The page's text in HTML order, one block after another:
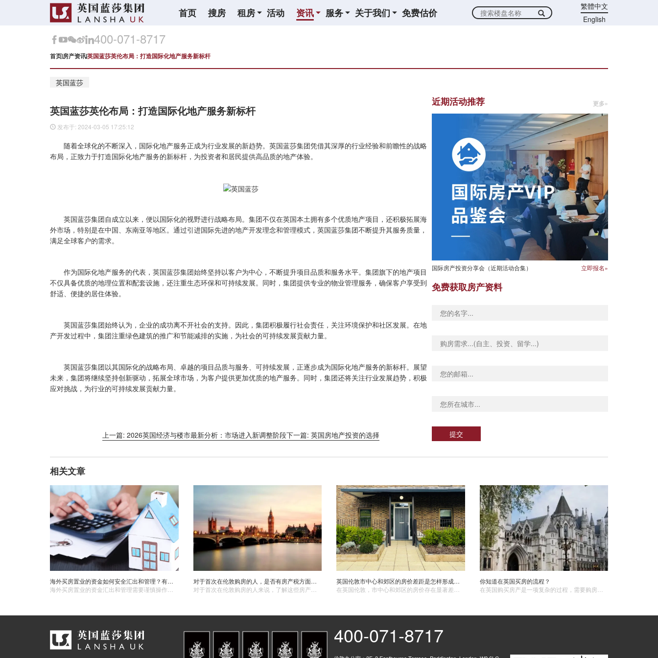
首页 搜房 租房 活动 资讯 服务 关于我们 免费估价
繁體中文
English
400-071-8717
首页房产资讯英国蓝莎英伦布局：打造国际化地产服务新标杆
英国蓝莎
英国蓝莎英伦布局：打造国际化地产服务新标杆
发布于: 2024-03-05 17:25:12
随着全球化的不断深入，国际化地产服务正成为行业发展的新趋势。英国蓝莎集团凭借其深厚的行业经验和前瞻性的战略
布局，正致力于打造国际化地产服务的新标杆，为投资者和居民提供高品质的地产体验。
英国蓝莎集团自成立以来，便以国际化的视野进行战略布局。集团不仅在英国本土拥有多个优质地产项目，还积极拓展海
外市场，特别是在中国、东南亚等地区。通过引进国际先进的地产开发理念和管理模式，英国蓝莎集团不断提升其服务质量，
满足全球客户的需求。
作为国际化地产服务的代表，英国蓝莎集团始终坚持以客户为中心，不断提升项目品质和服务水平。集团旗下的地产项目
不仅具备优质的地理位置和配套设施，还注重生态环保和可持续发展。同时，集团提供专业的物业管理服务，确保客户享受到
舒适、便捷的居住体验。
英国蓝莎集团始终认为，企业的成功离不开社会的支持。因此，集团积极履行社会责任，关注环境保护和社区发展。在地
产开发过程中，集团注重绿色建筑的推广和节能减排的实施，为社会的可持续发展贡献力量。
英国蓝莎集团以其国际化的战略布局、卓越的项目品质与服务、可持续发展，正逐步成为国际化地产服务的新标杆。展望
未来，集团将继续坚持创新驱动，拓展全球市场，为客户提供更加优质的地产服务。同时，集团还将关注行业发展趋势，积极
应对挑战，为行业的可持续发展贡献力量。
上一篇: 2026英国经济与楼市最新分析：市场进入新调整阶段下一篇: 英国房地产投资的选择
近期活动推荐 更多»
国际房产投资分享会（近期活动合集） 立即报名»
免费获取房产资料
提交
相关文章
海外买房置业的资金如何安全汇出和管理？有哪些注意事项？
对于首次在伦敦购房的人，是否有房产税方面的优惠政策？这些政策的申请条件和减免范围是什么？
英国伦敦市中心和郊区的房价差距是怎样形成的？
你知道在英国买房的流程？
400-071-8717